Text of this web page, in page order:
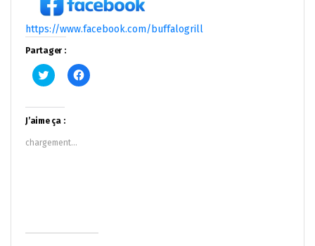
https://www.facebook.com/buffalogrill
Partager :
Cliquez
pour
Twitter(ouvre
dans
une
nouvelle
fenêtre)
Cliquez
pour
J’aime ça :
chargement…